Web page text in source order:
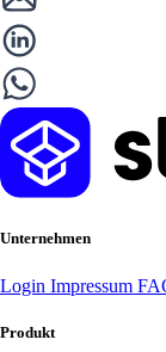
Unternehmen
Login Impressum
Produkt